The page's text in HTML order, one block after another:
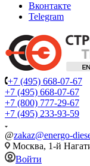
Вконтакте
Telegram
+7 (495) 668-07-67
+7 (495) 668-07-67
+7 (800) 777-29-67
+7 (495) 233-93-59
@zakaz@energo-
Москва, 1-й
Войти